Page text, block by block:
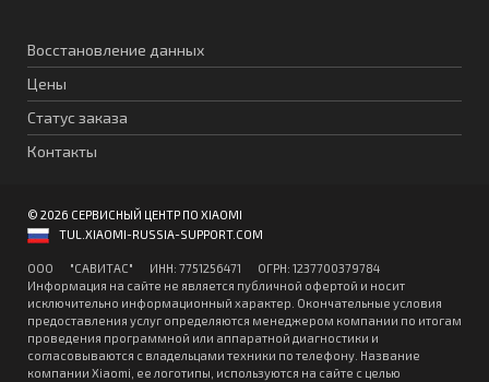
Восстановление данных
Цены
Статус заказа
Контакты
© 2026 СЕРВИСНЫЙ ЦЕНТР ПО XIAOMI
TUL.XIAOMI-RUSSIA-SUPPORT.COM
ООО "CАВИТAC" ИНН: 7751256471 ОГPН: 1237700379784
Информация на сайте не является публичной офертой и носит
исключительно информационный характер. Окончательные условия
предоставления услуг определяются менеджером компании по итогам
проведения программной или аппаратной диагностики и
согласовываются с владельцами техники по телефону. Название
компании Xiaomi, ее логотипы, используются на сайте с целью